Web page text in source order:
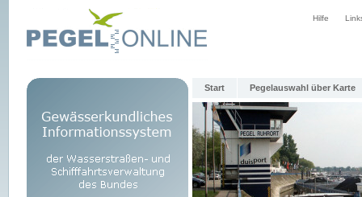
Hilfe
Start Pegelauswahl über Karte